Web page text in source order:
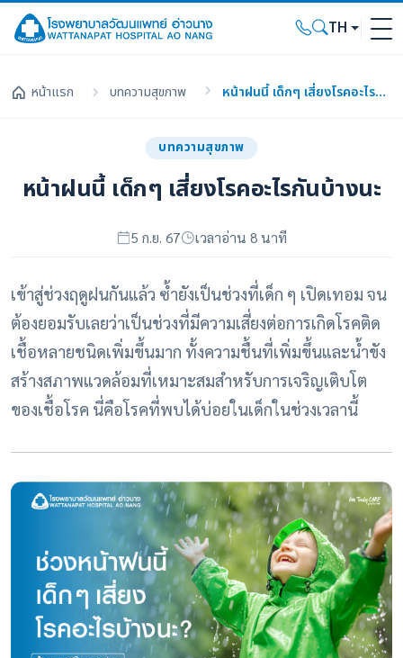
TH
หน้าแรก บทความสุขภาพ หน้าฝนนี้ เด็กๆ เสี่ยงโรคอะไรกันบ้างนะ
บทความสุขภาพ
หน้าฝนนี้ เด็กๆ เสี่ยงโรคอะไรกันบ้างนะ
5 ก.ย. 67 เวลาอ่าน 8 นาที
เข้าสู่ช่วงฤดูฝนกันแล้ว ซ้ำยังเป็นช่วงที่เด็ก ๆ เปิดเทอม จน
ต้องยอมรับเลยว่าเป็นช่วงที่มีความเสี่ยงต่อการเกิดโรคติด
เชื้อหลายชนิดเพิ่มขึ้นมาก ทั้งความชื้นที่เพิ่มขึ้นและน้ำขัง
สร้างสภาพแวดล้อมที่เหมาะสมสำหรับการเจริญเติบโต
ของเชื้อโรค นี่คือโรคที่พบได้บ่อยในเด็กในช่วงเวลานี้